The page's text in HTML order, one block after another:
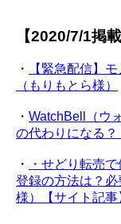
【2020/7/1掲
・
【緊急配信】
（もりもとら様）
・ WatchBell（ウ
の代わりになる？
・
・せどり転売
登録の方法は？
様）【サイト記事